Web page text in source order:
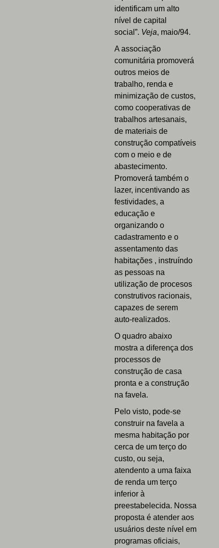
identificam um alto
nível de capital
social”. Veja, maio/94.
A associação
comunitária promoverá
outros meios de
trabalho, renda e
minimização de custos,
como cooperativas de
trabalhos artesanais,
de materiais de
construção compatíveis
com o meio e de
abastecimento.
Promoverá também o
lazer, incentivando as
festividades, a
educação e
organizando o
cadastramento e o
assentamento das
habitações , instruíndo
as pessoas na
utilização de procesos
construtivos racionais,
capazes de serem
auto-realizados.
O quadro abaixo
mostra a diferença dos
processos de
construção de casa
pronta e a construção
na favela.
Pelo visto, pode-se
construir na favela a
mesma habitação por
cerca de um terço do
custo, ou seja,
atendento a uma faixa
de renda um terço
inferior à
preestabelecida. Nossa
proposta é atender aos
usuários deste nível em
programas oficiais,